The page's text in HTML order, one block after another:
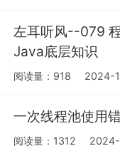
左耳听风--079
Java底层知识
阅读量：918 2024-
一次线程池使用
阅读量：1312